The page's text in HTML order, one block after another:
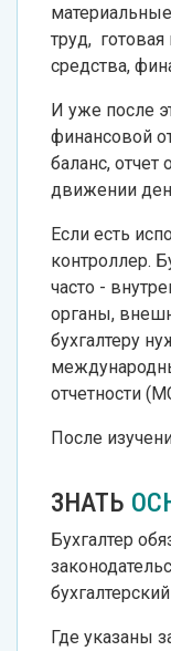
труд,
средства,
И уже после
финансовой
баланс, отчет
движении
Если есть
контроллер.
часто -
органы,
бухгалтеру
отчетности
После
ЗНАТЬ
Бухгалтер
Где указаны